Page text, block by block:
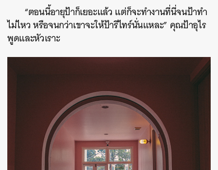
“ตอนนี้อายุป้าก็เยอะแล้ว แต่ก็จะทำงานที่นี่จนป้าทำ
ไม่ไหว หรือจนกว่าเขาจะให้ป้ารีไทร์นั่นแหละ” คุณป้าอุไร
พูดและหัวเราะ